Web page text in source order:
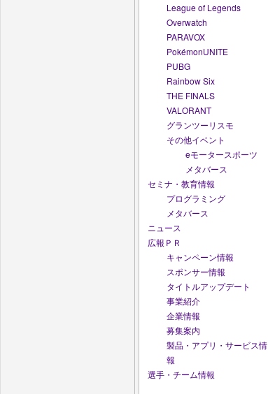
League of Legends
Overwatch
PARAVOX
PokémonUNITE
PUBG
Rainbow Six
THE FINALS
VALORANT
グランツーリスモ
その他イベント
eモータースポーツ
メタバース
セミナ・教育情報
プログラミング
メタバース
ニュース
広報ＰＲ
キャンペーン情報
スポンサー情報
タイトルアップデート
事業紹介
企業情報
募集案内
製品・アプリ・サービス情
報
選手・チーム情報